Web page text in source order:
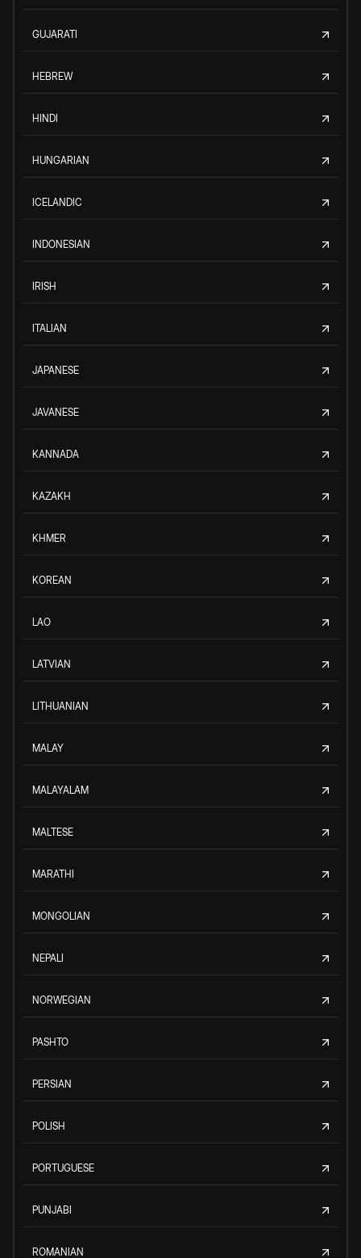
GUJARATI
HEBREW
HINDI
HUNGARIAN
ICELANDIC
INDONESIAN
IRISH
ITALIAN
JAPANESE
JAVANESE
KANNADA
KAZAKH
KHMER
KOREAN
LAO
LATVIAN
LITHUANIAN
MALAY
MALAYALAM
MALTESE
MARATHI
MONGOLIAN
NEPALI
NORWEGIAN
PASHTO
PERSIAN
POLISH
PORTUGUESE
PUNJABI
ROMANIAN